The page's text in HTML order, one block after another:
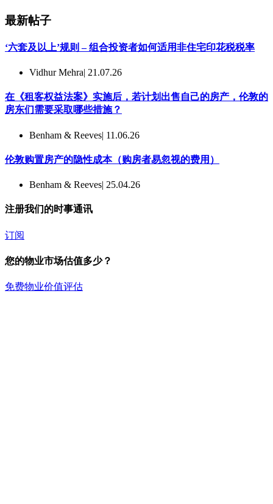
最新帖子
‘六套及以上’规则 – 组合投资者如何适用非住宅印花税税率
Vidhur Mehra| 21.07.26
在《租客权益法案》实施后，若计划出售自己的房产，伦敦的
房东们需要采取哪些措施？
Benham & Reeves| 11.06.26
伦敦购置房产的隐性成本（购房者易忽视的费用）
Benham & Reeves| 25.04.26
注册我们的时事通讯
订阅
您的物业市场估值多少？
免费物业价值评估